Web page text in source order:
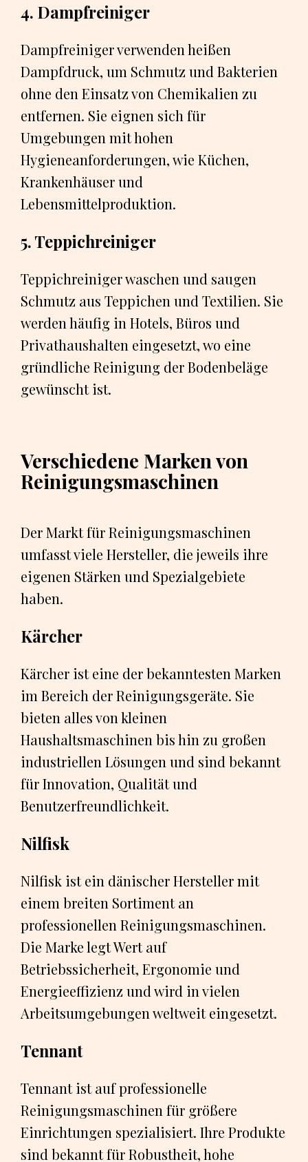
4. Dampfreiniger
Dampfreiniger verwenden heißen
Dampfdruck, um Schmutz und Bakterien
ohne den Einsatz von Chemikalien zu
entfernen. Sie eignen sich für
Umgebungen mit hohen
Hygieneanforderungen, wie Küchen,
Krankenhäuser und
Lebensmittelproduktion.
5. Teppichreiniger
Teppichreiniger waschen und saugen
Schmutz aus Teppichen und Textilien. Sie
werden häufig in Hotels, Büros und
Privathaushalten eingesetzt, wo eine
gründliche Reinigung der Bodenbeläge
gewünscht ist.
Verschiedene Marken von
Reinigungsmaschinen
Der Markt für Reinigungsmaschinen
umfasst viele Hersteller, die jeweils ihre
eigenen Stärken und Spezialgebiete
haben.
Kärcher
Kärcher ist eine der bekanntesten Marken
im Bereich der Reinigungsgeräte. Sie
bieten alles von kleinen
Haushaltsmaschinen bis hin zu großen
industriellen Lösungen und sind bekannt
für Innovation, Qualität und
Benutzerfreundlichkeit.
Nilfisk
Nilfisk ist ein dänischer Hersteller mit
einem breiten Sortiment an
professionellen Reinigungsmaschinen.
Die Marke legt Wert auf
Betriebssicherheit, Ergonomie und
Energieeffizienz und wird in vielen
Arbeitsumgebungen weltweit eingesetzt.
Tennant
Tennant ist auf professionelle
Reinigungsmaschinen für größere
Einrichtungen spezialisiert. Ihre Produkte
sind bekannt für Robustheit, hohe